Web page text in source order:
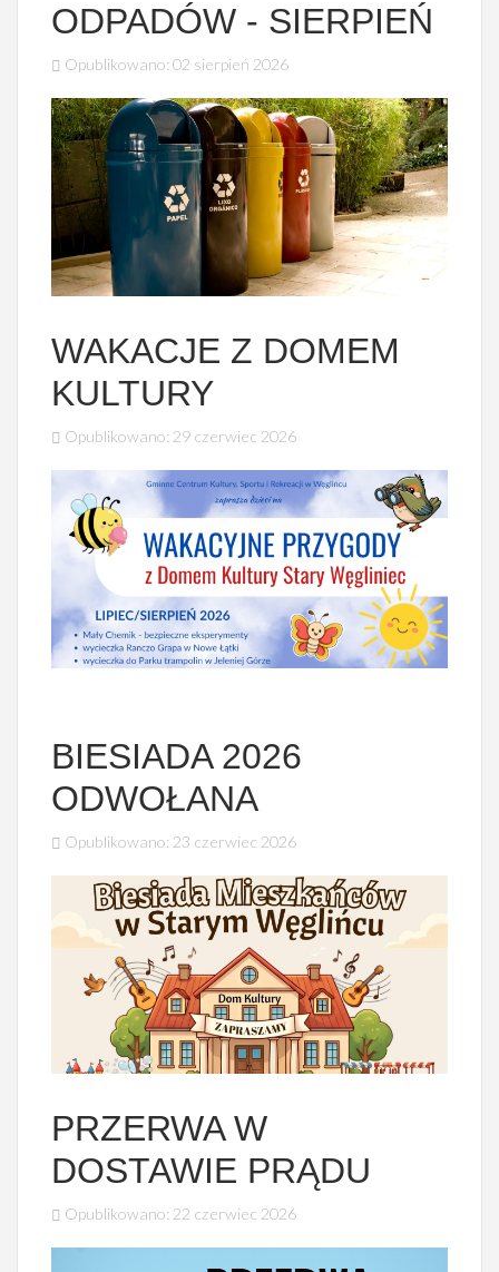
ODPADÓW - SIERPIEŃ
Opublikowano: 02 sierpień 2026
WAKACJE Z DOMEM
KULTURY
Opublikowano: 29 czerwiec 2026
BIESIADA 2026
ODWOŁANA
Opublikowano: 23 czerwiec 2026
PRZERWA W
DOSTAWIE PRĄDU
Opublikowano: 22 czerwiec 2026